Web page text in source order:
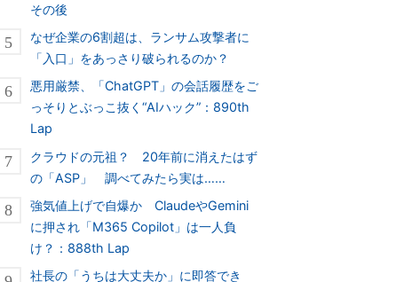
その後
なぜ企業の6割超は、ランサム攻撃者に
「入口」をあっさり破られるのか？
悪用厳禁、「ChatGPT」の会話履歴をご
っそりとぶっこ抜く“AIハック”：890th
Lap
クラウドの元祖？ 20年前に消えたはず
の「ASP」 調べてみたら実は……
強気値上げで自爆か ClaudeやGemini
に押され「M365 Copilot」は一人負
け？：888th Lap
社長の「うちは大丈夫か」に即答でき